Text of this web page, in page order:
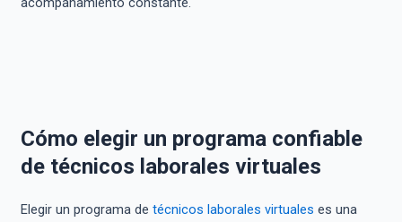
Cómo elegir un programa confiable
de técnicos laborales virtuales
Elegir un programa de técnicos laborales virtuales es una